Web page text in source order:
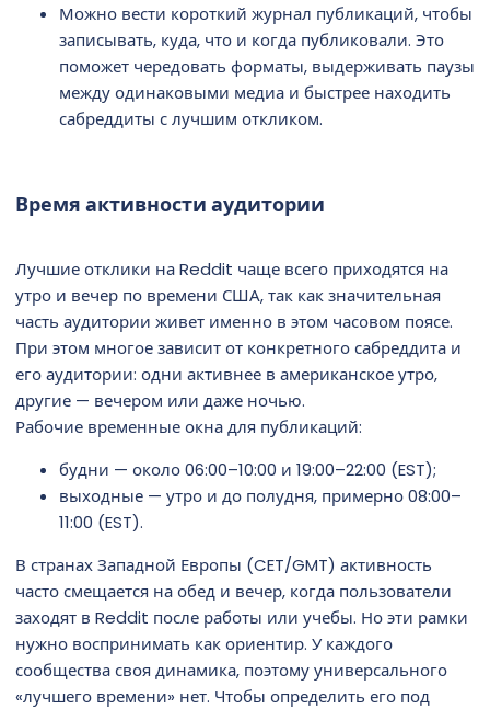
Можно вести короткий журнал публикаций, чтобы
записывать, куда, что и когда публиковали. Это
поможет чередовать форматы, выдерживать паузы
между одинаковыми медиа и быстрее находить
сабреддиты с лучшим откликом.
Время активности аудитории
Лучшие отклики на Reddit чаще всего приходятся на
утро и вечер по времени США, так как значительная
часть аудитории живет именно в этом часовом поясе.
При этом многое зависит от конкретного сабреддита и
его аудитории: одни активнее в американское утро,
другие — вечером или даже ночью.
Рабочие временные окна для публикаций:
будни — около 06:00–10:00 и 19:00–22:00 (EST);
выходные — утро и до полудня, примерно 08:00–
11:00 (EST).
В странах Западной Европы (CET/GMT) активность
часто смещается на обед и вечер, когда пользователи
заходят в Reddit после работы или учебы. Но эти рамки
нужно воспринимать как ориентир. У каждого
сообщества своя динамика, поэтому универсального
«лучшего времени» нет. Чтобы определить его под